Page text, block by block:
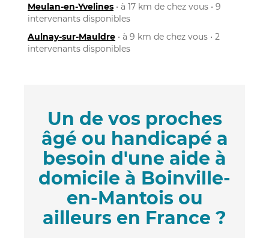
Meulan-en-Yvelines • à 17 km de chez vous • 9
intervenants disponibles
Aulnay-sur-Mauldre • à 9 km de chez vous • 2
intervenants disponibles
Un de vos proches
âgé ou handicapé a
besoin d'une aide à
domicile à Boinville-
en-Mantois ou
ailleurs en France ?